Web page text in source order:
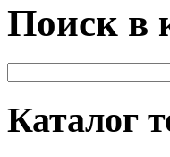
Поиск в
Каталог